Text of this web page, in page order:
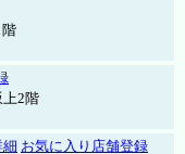
上2階
細 お気に入り店舗登録